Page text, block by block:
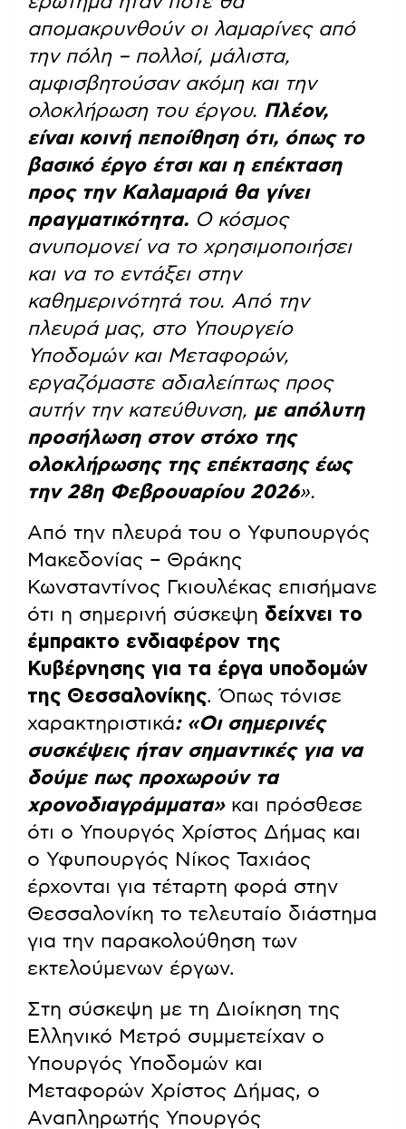
απομακρυνθούν οι λαμαρίνες από
την πόλη – πολλοί, μάλιστα,
αμφισβητούσαν ακόμη και την
ολοκλήρωση του έργου. Πλέον,
είναι κοινή πεποίθηση ότι, όπως το
βασικό έργο έτσι και η επέκταση
προς την Καλαμαριά θα γίνει
πραγματικότητα. Ο κόσμος
ανυπομονεί να το χρησιμοποιήσει
και να το εντάξει στην
καθημερινότητά του. Από την
πλευρά μας, στο Υπουργείο
Υποδομών και Μεταφορών,
εργαζόμαστε αδιαλείπτως προς
αυτήν την κατεύθυνση, με απόλυτη
προσήλωση στον στόχο της
ολοκλήρωσης της επέκτασης έως
την 28η Φεβρουαρίου 2026».
Από την πλευρά του ο Υφυπουργός
Μακεδονίας – Θράκης
Κωνσταντίνος Γκιουλέκας επισήμανε
ότι η σημερινή σύσκεψη δείχνει το
έμπρακτο ενδιαφέρον της
Κυβέρνησης για τα έργα υποδομών
της Θεσσαλονίκης. Όπως τόνισε
χαρακτηριστικά: «Οι σημερινές
συσκέψεις ήταν σημαντικές για να
δούμε πως προχωρούν τα
χρονοδιαγράμματα» και πρόσθεσε
ότι ο Υπουργός Χρίστος Δήμας και
ο Υφυπουργός Νίκος Ταχιάος
έρχονται για τέταρτη φορά στην
Θεσσαλονίκη το τελευταίο διάστημα
για την παρακολούθηση των
εκτελούμενων έργων.
Στη σύσκεψη με τη Διοίκηση της
Ελληνικό Μετρό συμμετείχαν ο
Υπουργός Υποδομών και
Μεταφορών Χρίστος Δήμας, ο
Αναπληρωτής Υπουργός